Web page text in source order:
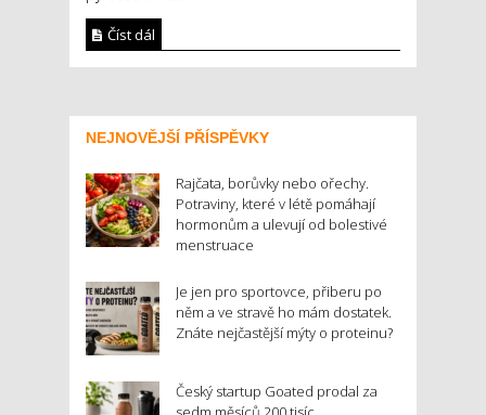
Číst dál
NEJNOVĚJŠÍ PŘÍSPĚVKY
Rajčata, borůvky nebo ořechy.
Potraviny, které v létě pomáhají
hormonům a ulevují od bolestivé
menstruace
Je jen pro sportovce, přiberu po
něm a ve stravě ho mám dostatek.
Znáte nejčastější mýty o proteinu?
Český startup Goated prodal za